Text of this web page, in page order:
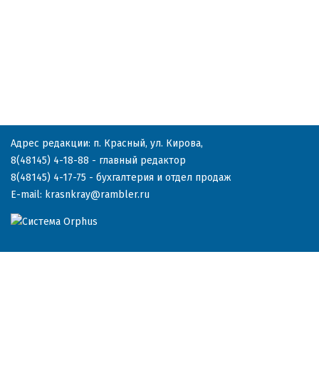
Адрес редакции: п. Красный, ул. Кирова,
8(48145) 4-18-88 - главный редактор
8(48145) 4-17-75 - бухгалтерия и отдел продаж
E-mail: krasnkray@rambler.ru